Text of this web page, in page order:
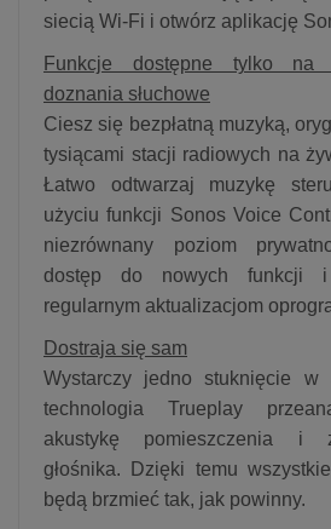
siecią Wi-Fi i otwórz aplikację
Funkcje dostępne tylko na
doznania słuchowe
Ciesz się bezpłatną muzyką,
tysiącami stacji radiowych na
Łatwo odtwarzaj muzykę
użyciu funkcji Sonos Voice
niezrównany poziom
dostęp do nowych funkcji i
regularnym aktualizacjom
Dostraja się sam
Wystarczy jedno stuknięcie w
technologia Trueplay
akustykę pomieszczenia i
głośnika. Dzięki temu
będą brzmieć tak, jak powinny.